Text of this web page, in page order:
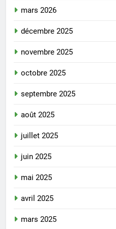
mars 2026
décembre 2025
novembre 2025
octobre 2025
septembre 2025
août 2025
juillet 2025
juin 2025
mai 2025
avril 2025
mars 2025